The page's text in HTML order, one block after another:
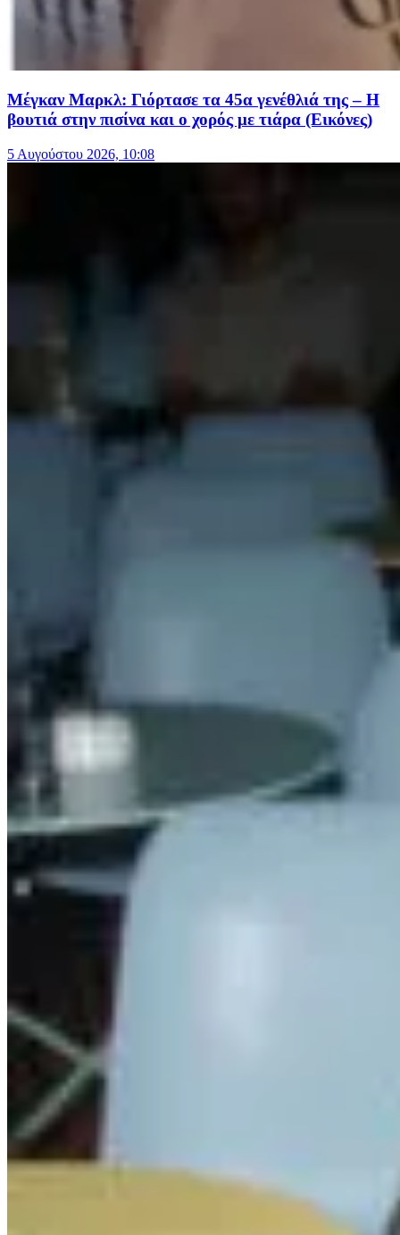
Μέγκαν Μαρκλ: Γιόρτασε τα 45α γενέθλιά της – Η
βουτιά στην πισίνα και ο χορός με τιάρα (Εικόνες)
5 Αυγούστου 2026, 10:08